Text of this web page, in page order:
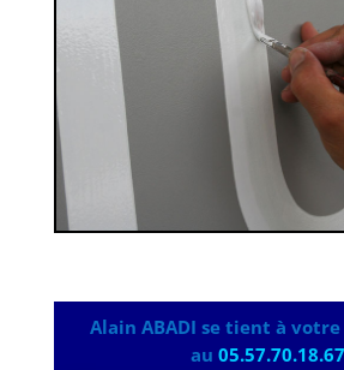
Alain ABADI se tient à
au05.57.70.18.67